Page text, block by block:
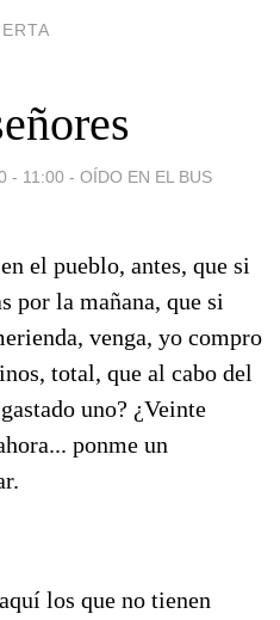
- 11:00 - OÍDO EN EL BUS
el pueblo, antes, que si
por la mañana, que si
venga, yo compro
total, que al cabo del
uno? ¿Veinte
ponme un
los que no tienen